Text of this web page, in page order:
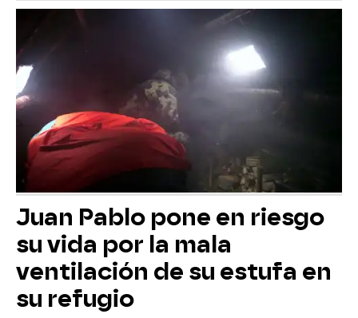
Juan Pablo pone en riesgo
su vida por la mala
ventilación de su estufa en
su refugio